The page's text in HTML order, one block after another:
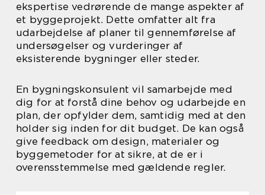
ekspertise vedrørende de mange aspekter af
et byggeprojekt. Dette omfatter alt fra
udarbejdelse af planer til gennemførelse af
undersøgelser og vurderinger af
eksisterende bygninger eller steder.
En bygningskonsulent vil samarbejde med
dig for at forstå dine behov og udarbejde en
plan, der opfylder dem, samtidig med at den
holder sig inden for dit budget. De kan også
give feedback om design, materialer og
byggemetoder for at sikre, at de er i
overensstemmelse med gældende regler.